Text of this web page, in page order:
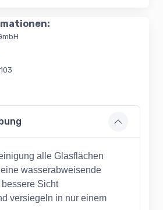
alle Glasflächen
wasserabweisende
Sicht
versiegeln in nur einem